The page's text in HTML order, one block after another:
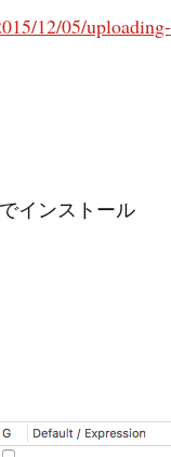
12/05/uploading-
インストール